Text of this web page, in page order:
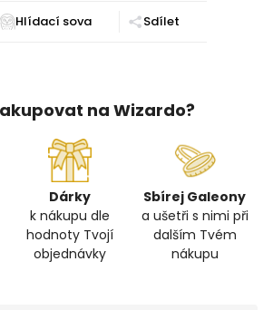
Sdílet
na Wizardo?
Dárky
k nákupu dle
hodnoty Tvojí
objednávky
Sbírej Galeony
a ušetři s nimi při
dalším Tvém
nákupu